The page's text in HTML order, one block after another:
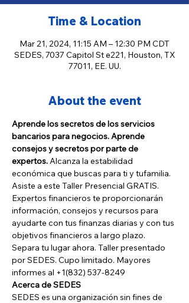
Time & Location
Mar 21, 2024, 11:15 AM – 12:30 PM CDT
SEDES, 7037 Capitol St e221, Houston, TX
77011, EE. UU.
About the event
Aprende los secretos de los servicios
bancarios para negocios. Aprende
consejos y secretos por parte de
expertos. Alcanza la estabilidad
económica que buscas para ti y tufamilia.
Asiste a este Taller Presencial GRATIS.
Expertos financieros te proporcionarán
información, consejos y recursos para
ayudarte con tus finanzas diarias y con tus
objetivos financieros a largo plazo.
Separa tu lugar ahora. Taller presentado
por SEDES. Cupo limitado. Mayores
informes al +1(832) 537-8249
Acerca de SEDES
SEDES es una organización sin fines de